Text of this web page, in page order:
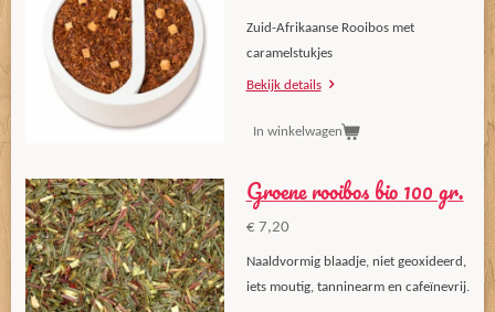
Zuid-Afrikaanse Rooibos met
caramelstukjes
Bekijk details
In winkelwagen
Groene rooibos bio 100 gr.
€ 7,20
Naaldvormig blaadje, niet geoxideerd,
iets moutig, tanninearm en cafeïnevrij.